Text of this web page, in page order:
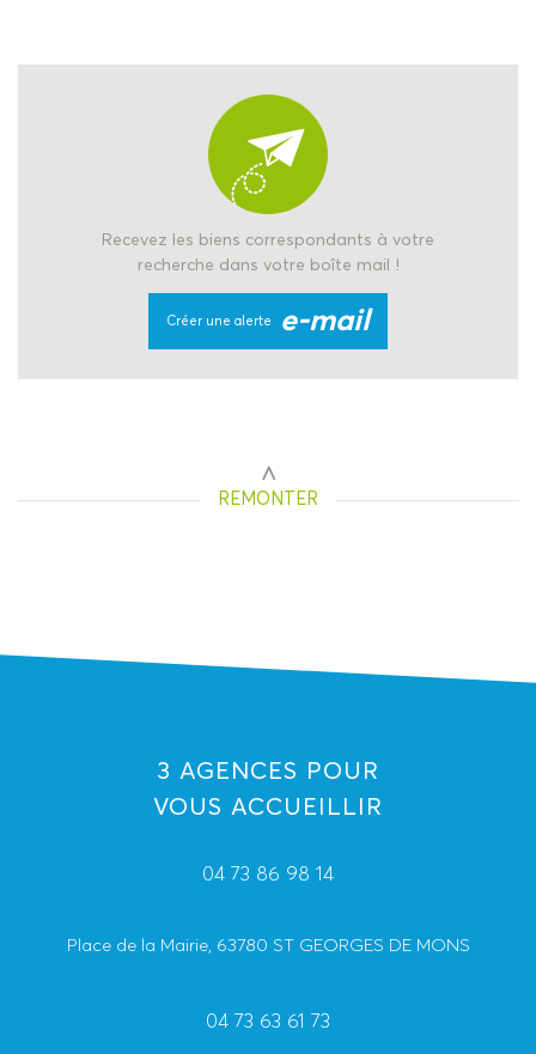
Recevez les biens correspondants à votre
recherche dans votre boîte mail !
Créer une alerte e-mail
REMONTER
3 AGENCES POUR
VOUS ACCUEILLIR
04 73 86 98 14
Place de la Mairie, 63780 ST GEORGES DE MONS
04 73 63 61 73